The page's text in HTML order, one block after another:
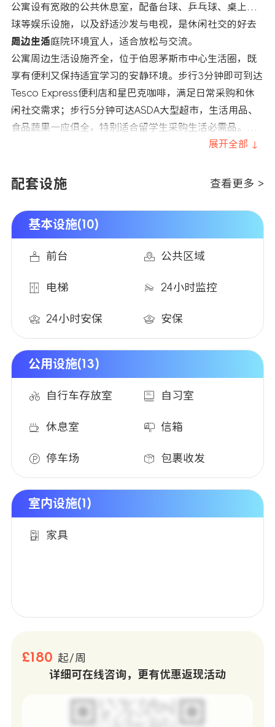
公寓设有宽敞的公共休息室，配备台球、乒乓球、桌上足
球等娱乐设施，以及舒适沙发与电视，是休闲社交的好去
处。户外庭院环境宜人，适合放松与交流。
周边生活
公寓周边生活设施齐全，位于伯恩茅斯市中心生活圈，既
享有便利又保持适宜学习的安静环境。步行3分钟即可到达
Tesco Express便利店和星巴克咖啡，满足日常采购和休
闲社交需求；步行5分钟可达ASDA大型超市，生活用品、
食品蔬果一应俱全，特别适合留学生采购生活必需品。周
边还汇集了多家餐馆和快餐店，从英式简餐到国际美食应
公寓邻近警察局，社区治安良好，为学生提供了安心的居
课余时间可随时前往散步、慢跑，享受惬意的海岸生活。
该区域公共交通便利，生活机能完善，让留学生能够快速
时光。
展开全部 ↓
配套设施 查看更多 >
基本设施(10)
前台 公共区域
电梯 24小时监控
24小时安保 安保
公用设施(13)
自行车存放室 自习室
休息室 信箱
停车场 包裹收发
室内设施(1)
家具
£180 起/周
详细可在线咨询，更有优惠返现活动